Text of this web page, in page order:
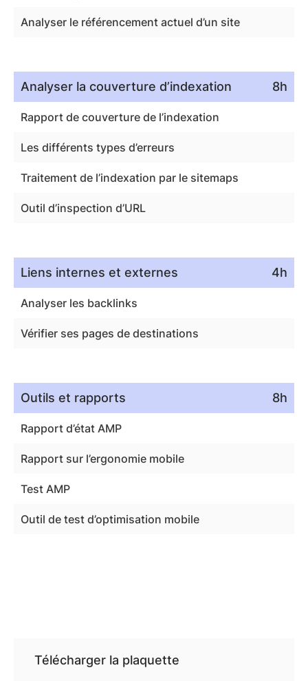
Analyser le référencement actuel d’un site
Analyser la couverture d’indexation 8h
Rapport de couverture de l’indexation
Les différents types d’erreurs
Traitement de l’indexation par le sitemaps
Outil d’inspection d’URL
Liens internes et externes 4h
Analyser les backlinks
Vérifier ses pages de destinations
Outils et rapports 8h
Rapport d’état AMP
Rapport sur l’ergonomie mobile
Test AMP
Outil de test d’optimisation mobile
Télécharger la plaquette